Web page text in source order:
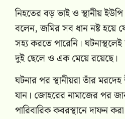
নিহতের বড় ভাই ও স্থানীয়
বলেন, জমির সব ধান নষ্ট হয়ে
সহ্য করতে পারেনি।
দুই ছেলে ও এক মেয়ে রয়েছে।
ঘটনার পর স্থানীয়রা তাঁর
যান। জোহরের নামাজের পর
পারিবারিক কবরস্থানে দাফন